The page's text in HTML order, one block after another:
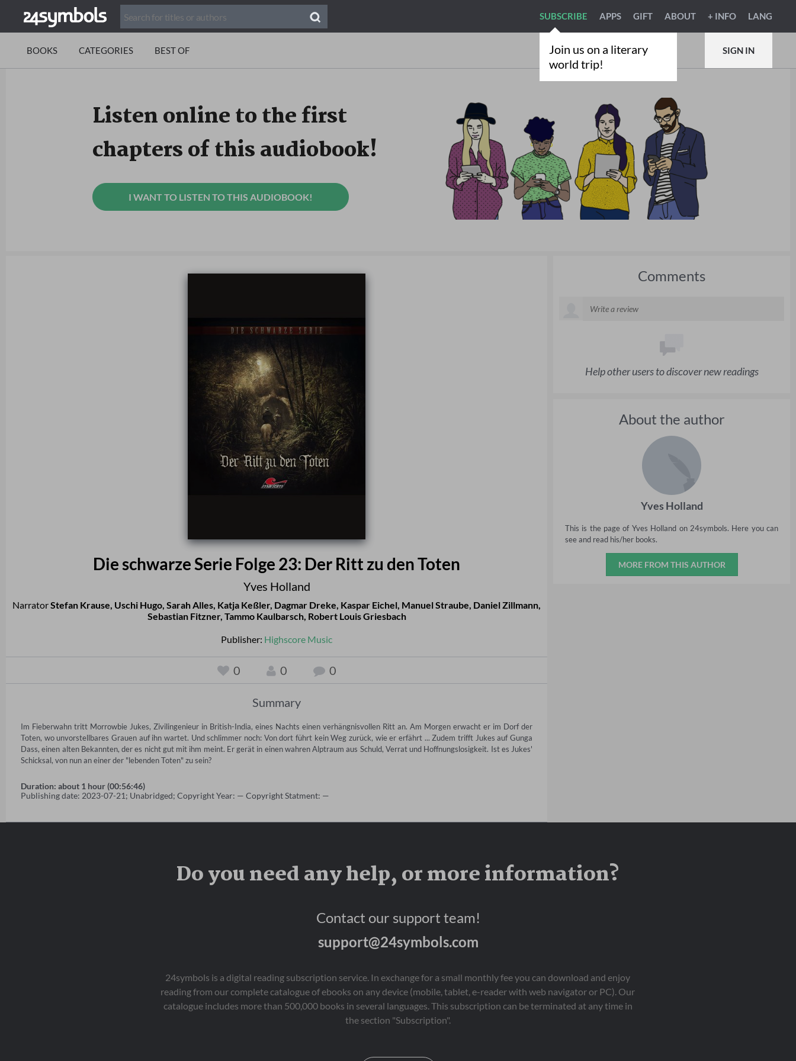
Join us on a literary
world trip!
SUBSCRIBE APPS GIFT ABOUT + INFO LANG
BOOKS CATEGORIES BEST OF SIGN IN
Listen online to the first
chapters of this audiobook!
I WANT TO LISTEN TO THIS AUDIOBOOK!
Die schwarze Serie Folge 23: Der Ritt zu den Toten
Yves Holland
NarratorStefan Krause, Uschi Hugo, Sarah Alles, Katja Keßler, Dagmar Dreke, Kaspar Eichel, Manuel Straube, Daniel Zillmann,
Sebastian Fitzner, Tammo Kaulbarsch, Robert Louis Griesbach
Publisher: Highscore Music
0 0 0
Summary
Im Fieberwahn tritt Morrowbie Jukes, Zivilingenieur in British-India, eines Nachts einen verhängnisvollen Ritt an. Am Morgen erwacht er im Dorf der
Toten, wo unvorstellbares Grauen auf ihn wartet. Und schlimmer noch: Von dort führt kein Weg zurück, wie er erfährt ... Zudem trifft Jukes auf Gunga
Dass, einen alten Bekannten, der es nicht gut mit ihm meint. Er gerät in einen wahren Alptraum aus Schuld, Verrat und Hoffnungslosigkeit. Ist es Jukes'
Schicksal, von nun an einer der "lebenden Toten" zu sein?
Duration: about 1 hour (00:56:46)
Publishing date: 2023-07-21; Unabridged; Copyright Year: — Copyright Statment: —
Comments
Help other users to discover new readings
About the author
Yves Holland
This is the page of Yves Holland on 24symbols. Here you can
see and read his/her books.
MORE FROM THIS AUTHOR
Do you need any help, or more information?
Contact our support team!
support@24symbols.com
24symbols is a digital reading subscription service. In exchange for a small monthly fee you can download and enjoy
reading from our complete catalogue of ebooks on any device (mobile, tablet, e-reader with web navigator or PC). Our
catalogue includes more than 500,000 books in several languages. This subscription can be terminated at any time in
the section "Subscription".